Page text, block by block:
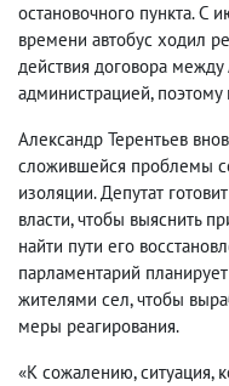
остановочного пункта. С
времени автобус ходил
действия договора
администрацией,
Александр Терентьев
сложившейся проблемы
изоляции. Депутат
власти, чтобы выяснить
найти пути его
парламентарий
жителями сел, чтобы
меры реагирования.
«К сожалению, ситуация,